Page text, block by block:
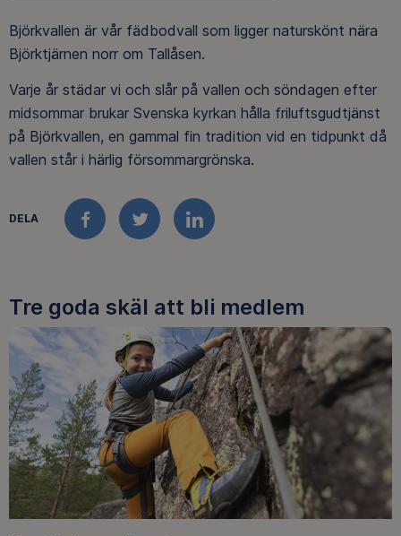
Björkvallen är vår fädbodvall som ligger naturskönt nära
Björktjärnen norr om Tallåsen.
Varje år städar vi och slår på vallen och söndagen efter
midsommar brukar Svenska kyrkan hålla friluftsgudtjänst
på Björkvallen, en gammal fin tradition vid en tidpunkt då
vallen står i härlig försommargrönska.
DELA
FACEBOOKTWITTERLINKEDIN
Tre goda skäl att bli medlem